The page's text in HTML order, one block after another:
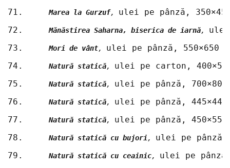
71. Marea la Gurzuf, ulei pe pânză,
72. Mănăstirea Saharna, biserica de iarnă, ulei
73. Mori de vânt, ulei pe pânză, 550×650
Natură statică, ulei pe carton,
Natură statică, ulei pe pânză,
Natură statică, ulei pe pânză,
Natură statică, ulei pe pânză,
Natură statică cu bujori, ulei pe pânză,
Natură statică cu ceainic, ulei pe